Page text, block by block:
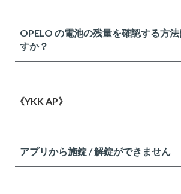
OPELO の電池の残量を確認する方法
すか？
《YKK AP》
アプリから施錠 / 解錠ができません